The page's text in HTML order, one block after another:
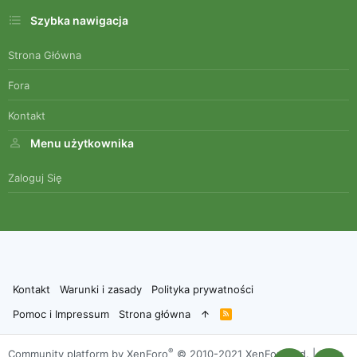
Szybka nawigacja
Strona Główna
Fora
Kontakt
Menu użytkownika
Zaloguj Się
Kontakt Warunki i zasady
Polityka prywatności
Pomoc i Impressum
Strona główna
R
S
S
Community platform by XenForo® © 2010-2021 XenForo Ltd. |Style